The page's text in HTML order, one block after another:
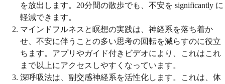
を放出します。20分間の散歩でも、不安を significantly に
軽減できます。
マインドフルネスと瞑想の実践は、神経系を落ち着か
せ、不安に伴うことの多い思考の回転を減らすのに役立
ちます。アプリやガイド付きビデオにより、これはこれ
まで以上にアクセスしやすくなっています。
深呼吸法は、副交感神経系を活性化します。これは、体